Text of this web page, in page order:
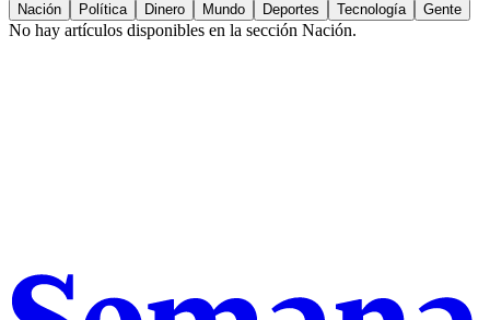
Nación Política Dinero Mundo Deportes Tecnología Gente
No hay artículos disponibles en la sección Nación.